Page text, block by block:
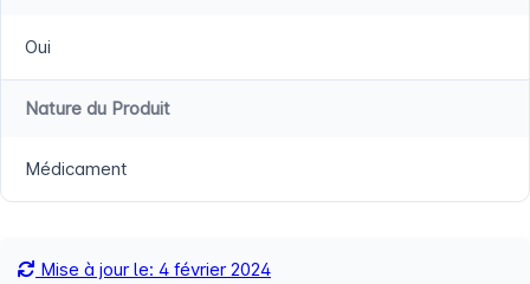
Oui
Nature du Produit
Médicament
Mise à jour le: 4 février 2024